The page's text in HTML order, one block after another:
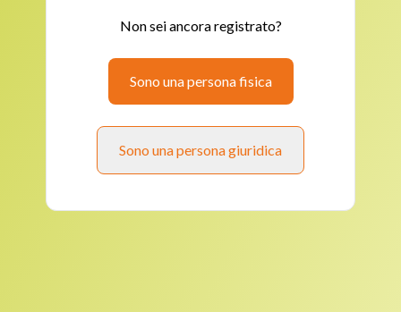
Non sei ancora registrato?
Sono una persona fisica
Sono una persona giuridica